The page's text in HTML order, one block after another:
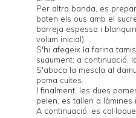
Per altra banda, es
baten els ous amb el
barreja espessa i
volum inicial).
S'hi afegeix la farina
suaument; a continuació,
S'aboca la mescla al
poma cuites.
I finalment, les dues
pelen, es tallen a làmines
A continuació, es